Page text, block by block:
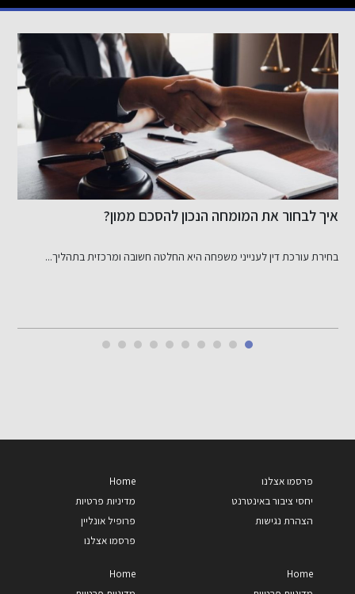
איך לבחור את המומחה הנכון להסכם ממון?
בחירת עורכת דין לענייני משפחה היא החלטה חשובה ומרכזית בתהליך...
פרסמו אצלנו
יחסי ציבור באינטרנט
הצהרת נגישות
Home
מדיניות פרטיות
פרופיל אונליין
פרסמו אצלנו
Home
Home